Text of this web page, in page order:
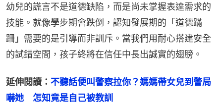
幼兒的謊言不是道德缺陷，而是尚未掌握表達需求的
技能。就像學步期會跌倒，認知發展期的「道德蹣
跚」需要的是引導而非訓斥。當我們用耐心搭建安全
的試錯空間，孩子終將在信任中長出誠實的翅膀。
延伸閱讀： 不聽話便叫警察拉你？媽媽帶女兒到警局
嚇她　怎知竟是自己被教訓